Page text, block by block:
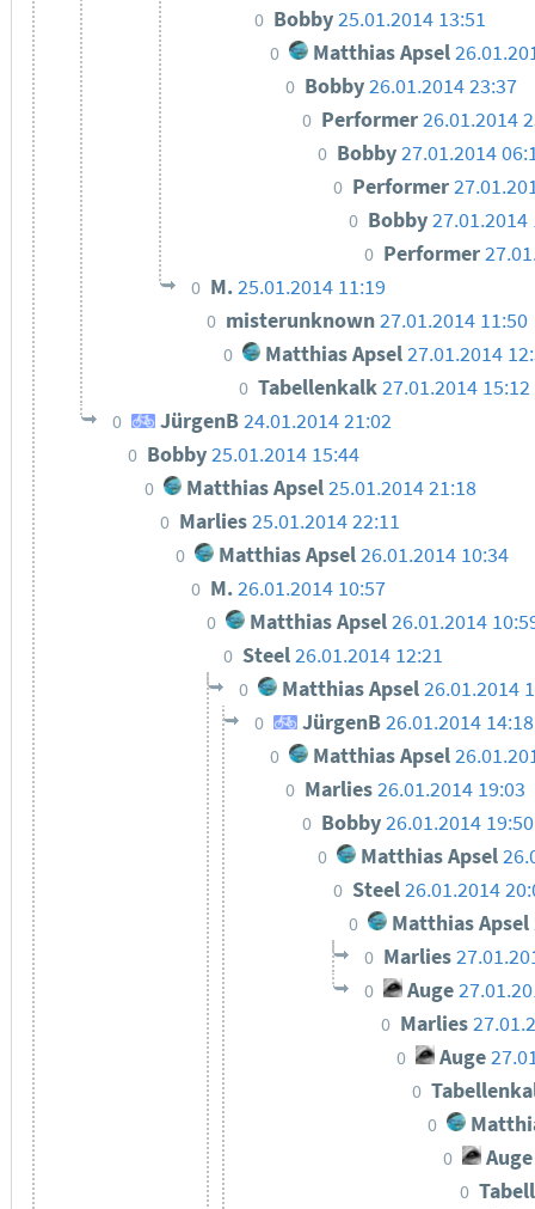
0 Bobby25.01.2014 13:51
0 Matthias Apsel
0 Bobby26.01.2014 23:37
0 Performer26.01.2014
0 Bobby27.01.2014
0 Performer
0 Bobby27.01.2014
0 Performer
0 M.25.01.2014 11:19
0 misterunknown27.01.2014 11:50
0 Matthias Apsel27.01.2014
0 Tabellenkalk27.01.2014 15:12
0 JürgenB24.01.2014 21:02
0 Bobby25.01.2014 15:44
0 Matthias Apsel25.01.2014 21:18
0 Marlies25.01.2014 22:11
0 Matthias Apsel26.01.2014 10:34
0 M.26.01.2014 10:57
0 Matthias Apsel26.01.2014
0 Steel26.01.2014 12:21
0 Matthias Apsel 26.01.2014
0 JürgenB26.01.2014 14:18
0 Matthias Apsel
0 Marlies26.01.2014 19:03
0 Bobby26.01.2014 19:50
0 Matthias Apsel
0 Steel26.01.2014
0 Matthias Apsel
0 Marlies
0 Auge
0 Marlies
0 Auge
0
0
0 Auge
0